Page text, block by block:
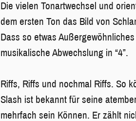
Die vielen Tonartwechsel und
dem ersten Ton das Bild von
Dass so etwas
musikalische Abwechslung in “4”.
Riffs, Riffs und nochmal Riffs. So
Slash ist bekannt für seine
mehrfach sein Können. Er zählt